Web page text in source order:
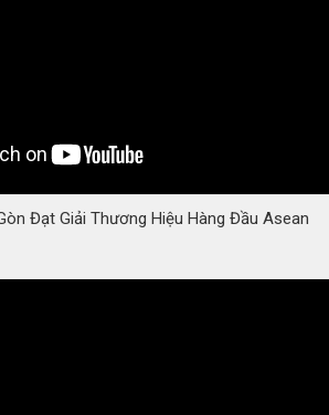
Đạt Giải Thương Hiệu Hàng Đầu Asean